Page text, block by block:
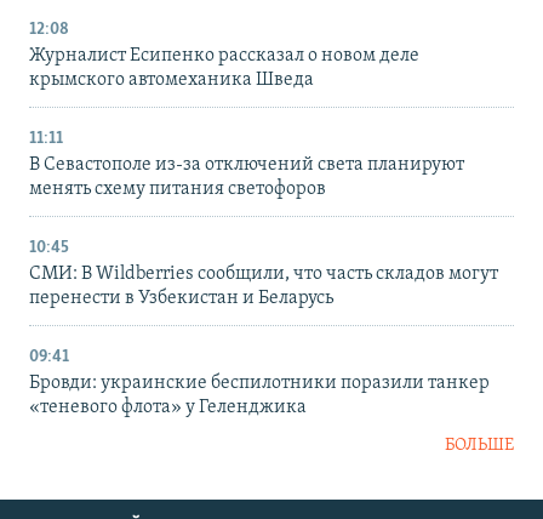
12:08
Журналист Есипенко рассказал о новом деле
крымского автомеханика Шведа
11:11
В Севастополе из-за отключений света планируют
менять схему питания светофоров
10:45
СМИ: В Wildberries сообщили, что часть складов могут
перенести в Узбекистан и Беларусь
09:41
Бровди: украинские беспилотники поразили танкер
«теневого флота» у Геленджика
БОЛЬШЕ